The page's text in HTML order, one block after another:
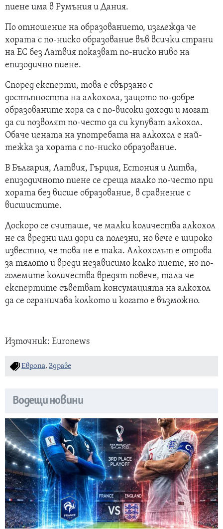
пиене има в Румъния и Дания.
По отношение на образованието, изглежда че
хората с по-ниско образование във всички страни
на ЕС без Латвия показват по-ниско ниво на
епизодично пиене.
Според експерти, това е свързано с
достъпността на алкохола, защото по-добре
образованите хора са с по-високи доходи и могат
да си позволят по-често да си купуват алкохол.
Обаче цената на употребата на алкохол е най-
тежка за хората с по-ниско образование.
В България, Латвия, Гърция, Естония и Литва,
епизодичното пиене се среща малко по-често при
хората без висше образование, в сравнение с
висшистите.
Доскоро се считаше, че малки количества алкохол
не са вредни или дори са полезни, но вече е широко
известно, че това не е така. Алкохолът е отрова
за тялото и вреди независимо колко пиете, но по-
големите количества вредят повече, тала че
експертите съветват консумацията на алкохол
да се ограничава колкото и когато е възможно.
Източник: Euronews
Европа, Здраве
Водещи новини